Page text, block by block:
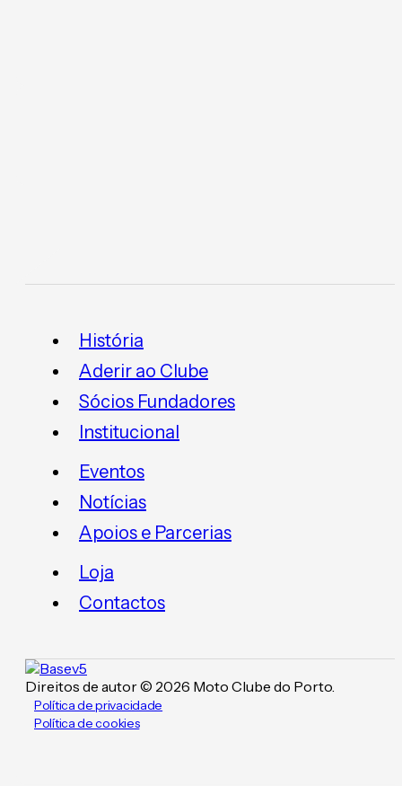
História
Aderir ao Clube
Sócios Fundadores
Institucional
Eventos
Notícias
Apoios e Parcerias
Loja
Contactos
Direitos de autor © 2026 Moto Clube do Porto.
Política de privacidade
Política de cookies